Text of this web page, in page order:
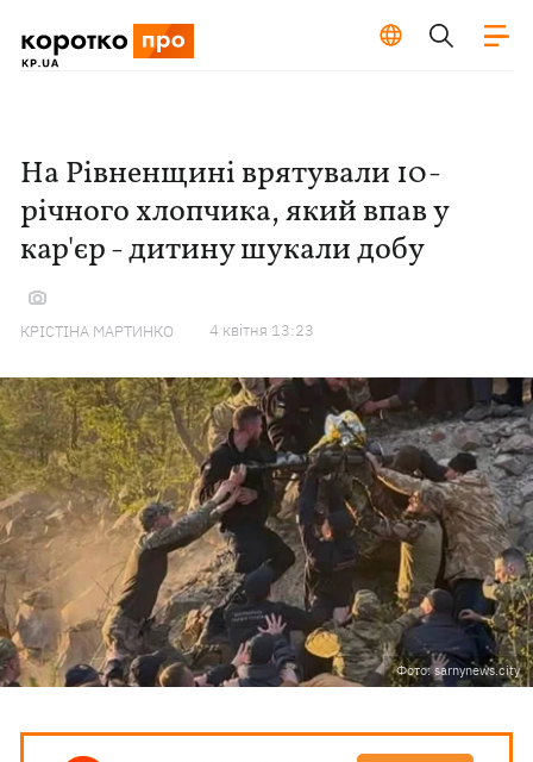
На Рівненщині врятували 10-
річного хлопчика, який впав у
кар'єр - дитину шукали добу
КРІСТІНА МАРТИНКО 4 квiтня 13:23
Фото: sarnynews.city